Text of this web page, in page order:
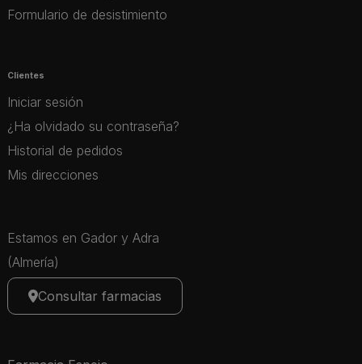
Formulario de desistimiento
Clientes
Iniciar sesión
¿Ha olvidado su contraseña?
Historial de pedidos
Mis direcciones
Estamos en Gador y Adra
(Almería)
Consultar farmacias